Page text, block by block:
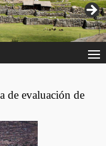
de evaluación de